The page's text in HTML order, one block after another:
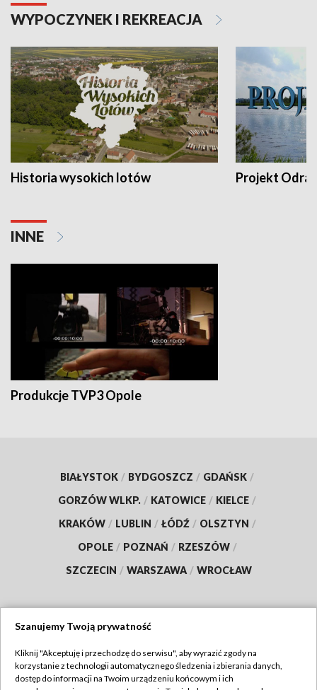
WYPOCZYNEK I REKREACJA
Historia wysokich lotów Projekt Odra
INNE
Produkcje TVP3 Opole
BIAŁYSTOK / BYDGOSZCZ / GDAŃSK /
GORZÓW WLKP. / KATOWICE / KIELCE /
KRAKÓW / LUBLIN / ŁÓDŹ / OLSZTYN /
OPOLE / POZNAŃ / RZESZÓW /
SZCZECIN / WARSZAWA / WROCŁAW
TVP
Szanujemy Twoją prywatność
Kliknij "Akceptuję i przechodzę do serwisu", aby wyrazić zgody na
korzystanie z technologii automatycznego śledzenia i zbierania danych,
dostęp do informacji na Twoim urządzeniu końcowym i ich